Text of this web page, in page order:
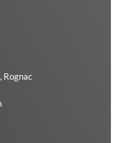
Rognac